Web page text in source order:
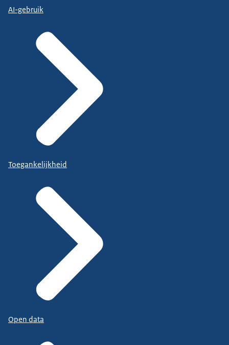
AI-gebruik
Toegankelijkheid
Open data